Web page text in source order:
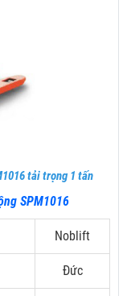
tải trọng 1 tấn
SPM1016
Noblift
Đức